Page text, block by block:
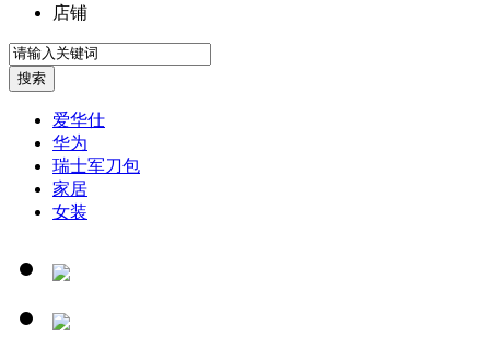
店铺
爱华仕
华为
瑞士军刀包
家居
女装